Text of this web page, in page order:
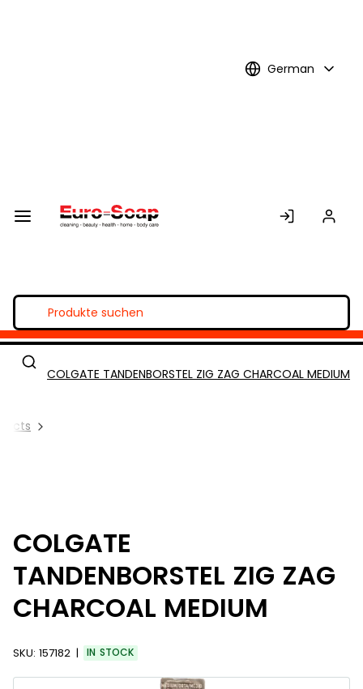
German
COLGATE TANDENBORSTEL ZIG ZAG CHARCOAL MEDIUM
COLGATE
TANDENBORSTEL ZIG ZAG
CHARCOAL MEDIUM
SKU: 157182 IN STOCK